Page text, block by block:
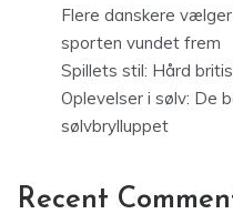
Flere danskere
sporten vundet frem
Spillets stil: Hård
Oplevelser i sølv: De
sølvbrylluppet
Recent